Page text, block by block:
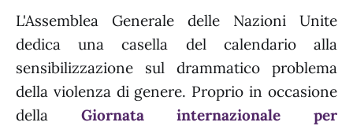
L'Assemblea Generale delle Nazioni Unite
dedica una casella del calendario alla
sensibilizzazione sul drammatico problema
della violenza di genere. Proprio in occasione
della Giornata internazionale per